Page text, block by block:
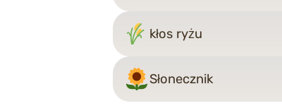
kłos ryżu
Słonecznik